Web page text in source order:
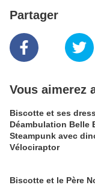
Partager
Vous aimerez
Biscotte et ses
Déambulation Belle
Steampunk avec
Vélociraptor
Biscotte et le Père